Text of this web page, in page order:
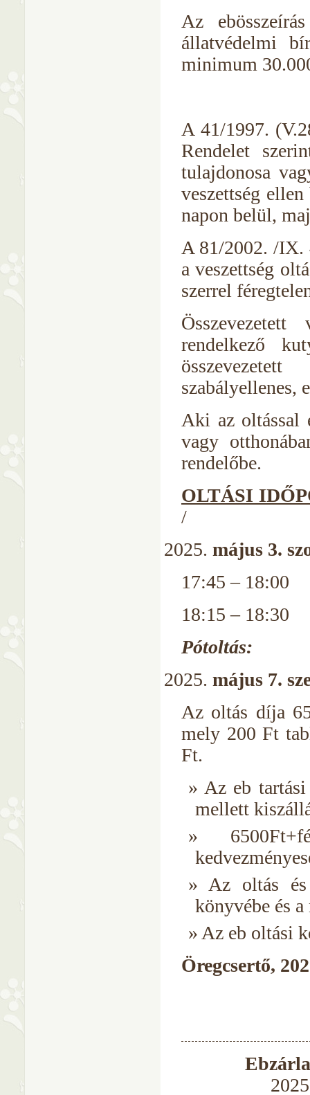
Az
állatvédelmi
minimum
A 41/1997.
Rendelet
tulajdonosa
veszettség
napon belül,
A 81/2002. /IX.
a veszettség
szerrel
rendelkező
szabályellenes,
Aki az oltással
vagy
rendelőbe.
OLTÁSI
/
május 3.
17:45 – 18:00
18:15 – 18:30
Pótoltás:
május 7.
Az oltás díja
mely 200 Ft
Ft.
Az eb
mellett
Az oltás
könyvébe és
Az eb oltási
Öregcsertő,